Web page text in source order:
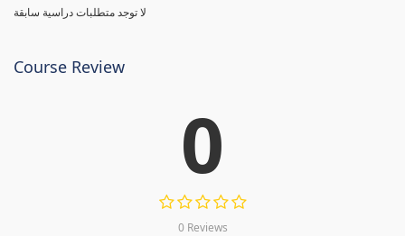
لا توجد متطلبات دراسية سابقة
Course Review
0
0 Reviews